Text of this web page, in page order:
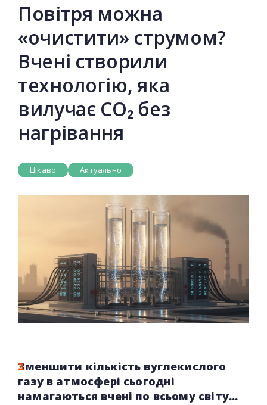
Повітря можна
«очистити» струмом?
Вчені створили
технологію, яка
вилучає CO₂ без
нагрівання
Цікаво Актуально
Зменшити кількість вуглекислого
газу в атмосфері сьогодні
намагаються вчені по всьому світу...